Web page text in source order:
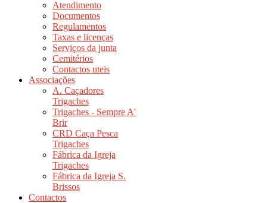
Atendimento
Documentos
Regulamentos
Taxas e licenças
Serviços da junta
Cemitérios
Contactos uteis
Associações
A. Caçadores
Trigaches
Trigaches - Sempre A'
Brir
CRD Caça Pesca
Trigaches
Fábrica da Igreja
Trigaches
Fábrica da Igreja S.
Brissos
Contactos